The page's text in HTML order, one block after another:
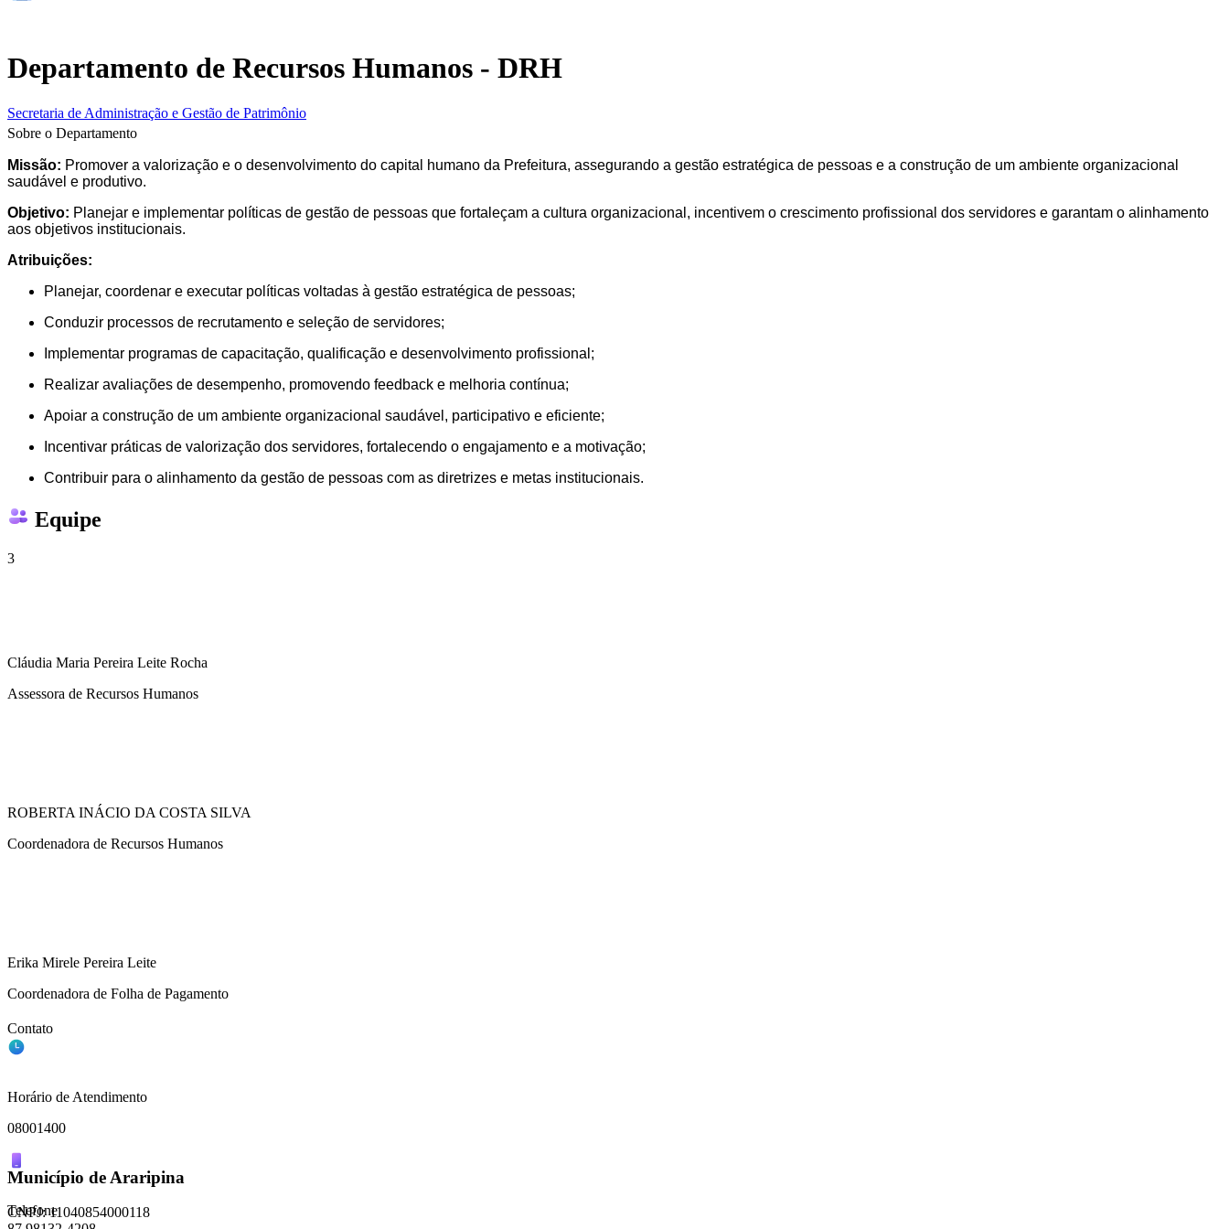
Departamento de Recursos Humanos - DRH
Secretaria de Administração e Gestão de Patrimônio
Sobre o Departamento
Missão: Promover a valorização e o desenvolvimento do capital humano da Prefeitura, assegurando a gestão estratégica de pessoas e a construção de um ambiente organizacional
saudável e produtivo.
Objetivo: Planejar e implementar políticas de gestão de pessoas que fortaleçam a cultura organizacional, incentivem o crescimento profissional dos servidores e garantam o alinhamento
aos objetivos institucionais.
Atribuições:
Planejar, coordenar e executar políticas voltadas à gestão estratégica de pessoas;
Conduzir processos de recrutamento e seleção de servidores;
Implementar programas de capacitação, qualificação e desenvolvimento profissional;
Realizar avaliações de desempenho, promovendo feedback e melhoria contínua;
Apoiar a construção de um ambiente organizacional saudável, participativo e eficiente;
Incentivar práticas de valorização dos servidores, fortalecendo o engajamento e a motivação;
Contribuir para o alinhamento da gestão de pessoas com as diretrizes e metas institucionais.
Equipe
3
Cláudia Maria Pereira Leite Rocha
Assessora de Recursos Humanos
ROBERTA INÁCIO DA COSTA SILVA
Coordenadora de Recursos Humanos
Erika Mirele Pereira Leite
Coordenadora de Folha de Pagamento
Contato
Horário de Atendimento
08001400
Telefone
Município de Araripina
CNPJ: 11040854000118